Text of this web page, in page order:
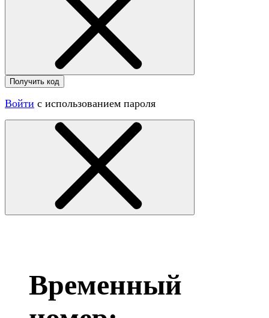
Получить код
Войти с использованием пароля
Временный